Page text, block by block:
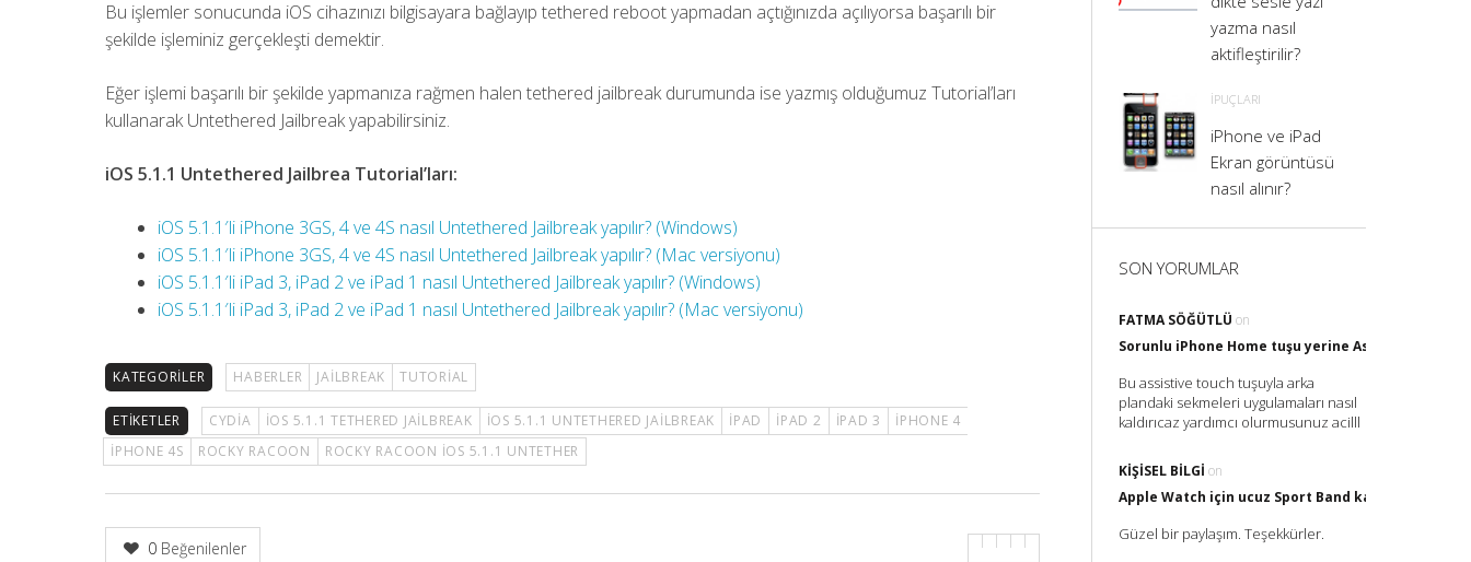
Bu işlemler sonucunda iOS cihazınızı bilgisayara bağlayıp tethered reboot yapmadan açtığınızda açılıyorsa başarılı bir
şekilde işleminiz gerçekleşti demektir.
Eğer işlemi başarılı bir şekilde yapmanıza rağmen halen tethered jailbreak durumunda ise yazmış olduğumuz Tutorial’ları
kullanarak Untethered Jailbreak yapabilirsiniz.
iOS 5.1.1 Untethered Jailbrea Tutorial’ları:
iOS 5.1.1′li iPhone 3GS, 4 ve 4S nasıl Untethered Jailbreak yapılır? (Windows)
iOS 5.1.1′li iPhone 3GS, 4 ve 4S nasıl Untethered Jailbreak yapılır? (Mac versiyonu)
iOS 5.1.1′li iPad 3, iPad 2 ve iPad 1 nasıl Untethered Jailbreak yapılır? (Windows)
iOS 5.1.1′li iPad 3, iPad 2 ve iPad 1 nasıl Untethered Jailbreak yapılır? (Mac versiyonu)
KATEGORILER HABERLER JAILBREAK TUTORIAL
ETIKETLER CYDIA IOS 5.1.1 TETHERED JAILBREAK IOS 5.1.1 UNTETHERED JAILBREAK IPAD IPAD 2 IPAD 3
IPHONE 4
IPHONE 4S
ROCKY RACOON ROCKY RACOON IOS 5.1.1 UNTETHER
0 Beğenilenler
yazma nasıl
aktifleştirilir?
İPUÇLARI
iPhone ve iPad
Ekran görüntüsü
nasıl alınır?
SON YORUMLAR
FATMA SÖĞÜTLÜ on
Sorunlu iPhone Home tuşu yerine Assistive Touch
Bu assistive touch tuşuyla arka
plandaki sekmeleri uygulamaları nasıl
kaldırıcaz yardımcı olurmusunuz acilll
KIŞISEL BILGI on
Apple Watch için ucuz Sport Band kayış nereden
Güzel bir paylaşım. Teşekkürler.